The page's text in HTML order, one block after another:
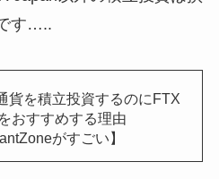
す…..
貨を積立投資するのにFTX
おすすめする理由
がすごい】